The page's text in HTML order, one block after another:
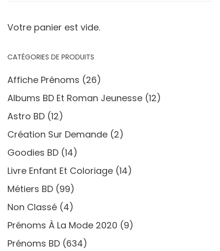
Votre panier est vide.
CATÉGORIES DE PRODUITS
Affiche Prénoms (26)
Albums BD Et Roman Jeunesse (12)
Astro BD (12)
Création Sur Demande (2)
Goodies BD (14)
Livre Enfant Et Coloriage (14)
Métiers BD (99)
Non Classé (4)
Prénoms À La Mode 2020 (9)
Prénoms BD (634)